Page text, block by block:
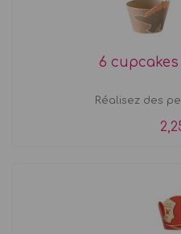
6
Réalisez des